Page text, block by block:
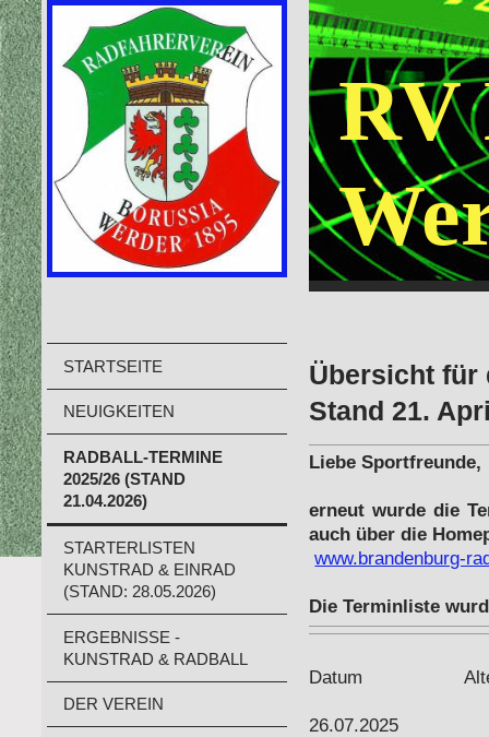
STARTSEITE
NEUIGKEITEN
RADBALL-TERMINE
2025/26 (STAND
21.04.2026)
STARTERLISTEN
KUNSTRAD & EINRAD
(STAND: 28.05.2026)
ERGEBNISSE -
KUNSTRAD & RADBALL
DER VEREIN
RV
Stand 21.
Liebe Sportfreunde,
erneut wurde die
auch über die
www.brandenburg-
Die Terminliste
Datum
26.07.2025